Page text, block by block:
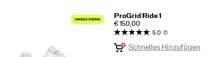
ProGrid Ride 1
PRICE
€ 150,00
5.0 (7)
Schnelles Hinzufügen